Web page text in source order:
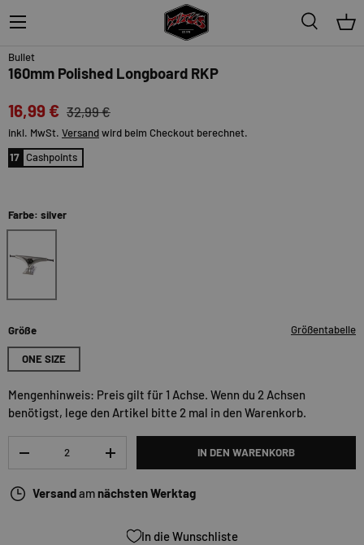
Suche
Menü
48%
Bullet
160mm Polished Longboard RKP
16,99 € 32,99 €
inkl. MwSt. Versandwird beim Checkout berechnet.
17 Cashpoints
Farbe: silver
Größe Größentabelle
ONE SIZE
Mengenhinweis: Preis gilt für 1 Achse. Wenn du 2 Achsen
benötigst, lege den Artikel bitte 2 mal in den Warenkorb.
-
+ IN DEN WARENKORB
Versandamnächsten Werktag
In die Wunschliste